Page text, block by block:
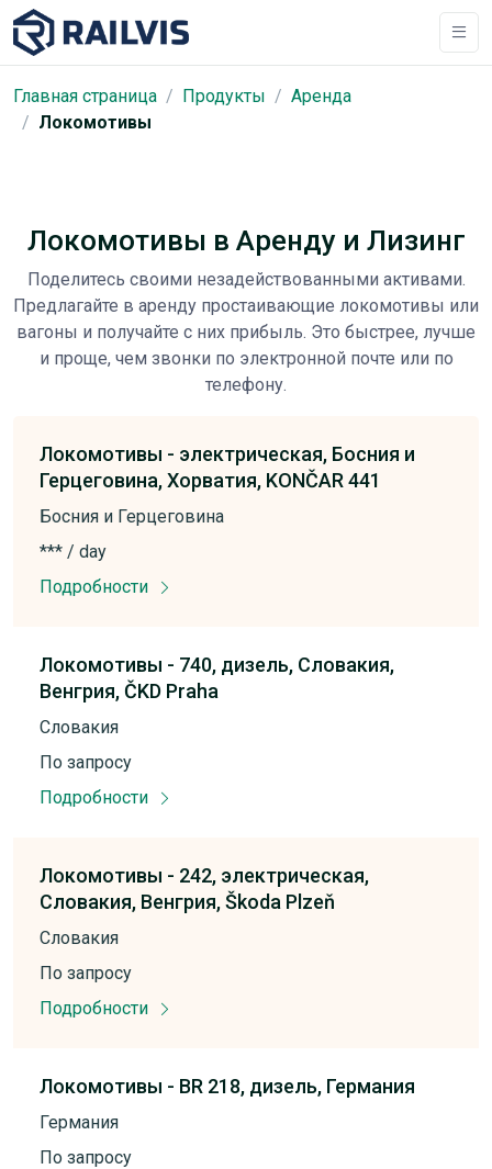
Главная страница Продукты
Аренда
Локомотивы
Локомотивы в Аренду и Лизинг
Поделитесь своими незадействованными активами.
Предлагайте в аренду простаивающие локомотивы или
вагоны и получайте с них прибыль. Это быстрее, лучше
и проще, чем звонки по электронной почте или по
телефону.
Локомотивы - электрическая, Босния и
Герцеговина,Хорватия, KONČAR 441
Босния и Герцеговина
*** / day
Подробности
Локомотивы - 740, дизель, Словакия,
Венгрия,ČKD Praha
Словакия
По запросу
Подробности
Локомотивы - 242, электрическая,
Словакия, Венгрия,Škoda Plzeň
Словакия
По запросу
Подробности
Локомотивы - BR 218, дизель, Германия
Германия
По запросу